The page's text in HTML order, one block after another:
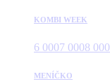
KOMBI WEEK
6 0007 0008 000
MENÍČKO